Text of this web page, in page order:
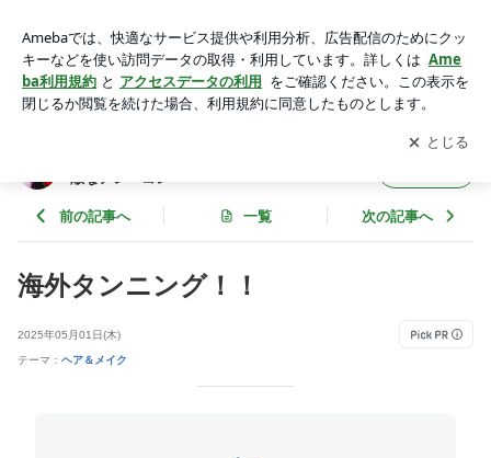
の素敵なアレ・コレ
アプリをダウンロードして ブログの更新通知
を受け取りまし
ょう。
開く
敵なアレ・コレ
前の記事へ 一覧 次の記事へ
海外タンニング！！
2025年05月01日(木)
テーマ： ヘア＆メイク